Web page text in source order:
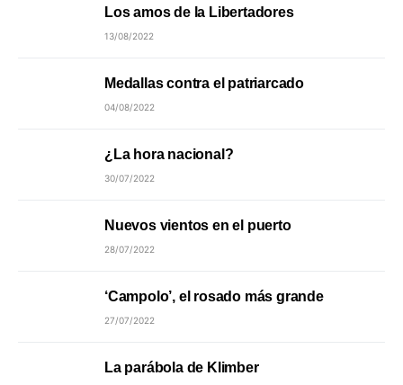
Los amos de la Libertadores
13/08/2022
Medallas contra el patriarcado
04/08/2022
¿La hora nacional?
30/07/2022
Nuevos vientos en el puerto
28/07/2022
‘Campolo’, el rosado más grande
27/07/2022
La parábola de Klimber